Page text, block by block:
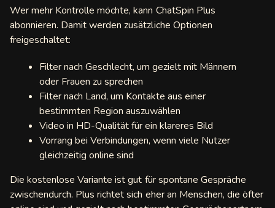
Wer mehr Kontrolle möchte, kann ChatSpin Plus
abonnieren. Damit werden zusätzliche Optionen
freigeschaltet:
Filter nach Geschlecht, um gezielt mit Männern
oder Frauen zu sprechen
Filter nach Land, um Kontakte aus einer
bestimmten Region auszuwählen
Video in HD-Qualität für ein klareres Bild
Vorrang bei Verbindungen, wenn viele Nutzer
gleichzeitig online sind
Die kostenlose Variante ist gut für spontane Gespräche
zwischendurch. Plus richtet sich eher an Menschen, die öfter